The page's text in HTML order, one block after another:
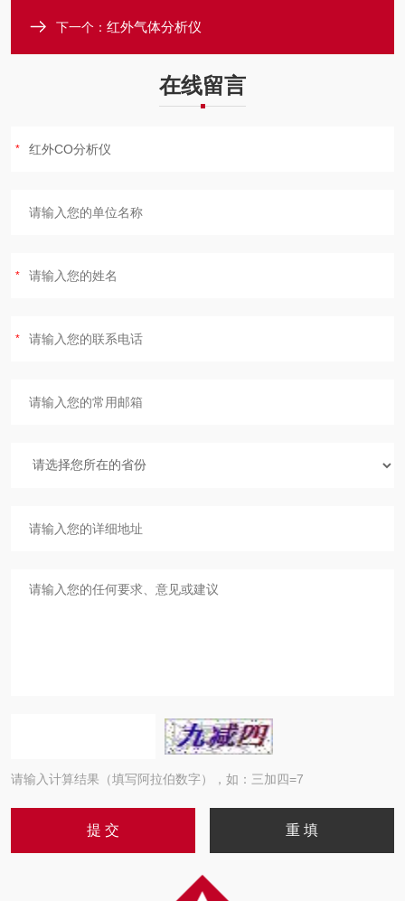
下一个： 红外气体分析仪
在线留言
请输入计算结果（填写阿拉伯数字），如：三加四=7